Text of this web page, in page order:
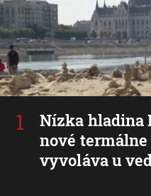
Nízka hladina
nové
vyvoláva u